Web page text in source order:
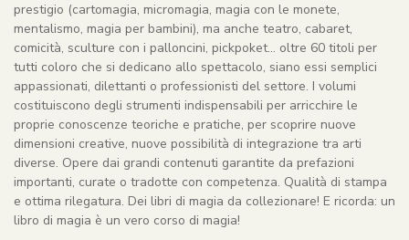
prestigio (cartomagia, micromagia, magia con le monete,
mentalismo, magia per bambini), ma anche teatro, cabaret,
comicità, sculture con i palloncini, pickpoket… oltre 60 titoli per
tutti coloro che si dedicano allo spettacolo, siano essi semplici
appassionati, dilettanti o professionisti del settore. I volumi
costituiscono degli strumenti indispensabili per arricchire le
proprie conoscenze teoriche e pratiche, per scoprire nuove
dimensioni creative, nuove possibilità di integrazione tra arti
diverse. Opere dai grandi contenuti garantite da prefazioni
importanti, curate o tradotte con competenza. Qualità di stampa
e ottima rilegatura. Dei libri di magia da collezionare! E ricorda: un
libro di magia è un vero corso di magia!